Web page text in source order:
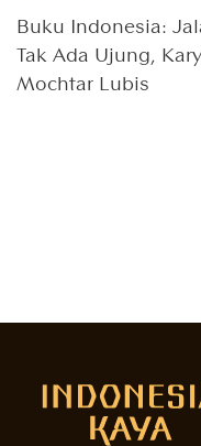
Buku Indonesia:
Tak Ada Ujung,
Mochtar Lubis